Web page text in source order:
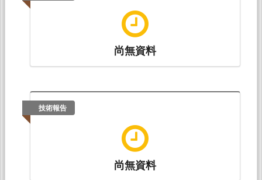
尚無資料
技術報告
尚無資料